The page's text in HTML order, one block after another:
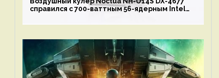
справился с 700-ваттным 56-ядерным Intel